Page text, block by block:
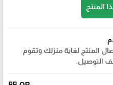
المنتج
المنتج لغاية منزلك وتقوم
التوصيل.